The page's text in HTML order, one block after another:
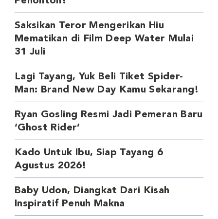
Saksikan Teror Mengerikan Hiu
Mematikan di Film Deep Water Mulai
31 Juli
Lagi Tayang, Yuk Beli Tiket Spider-
Man: Brand New Day Kamu Sekarang!
Ryan Gosling Resmi Jadi Pemeran Baru
‘Ghost Rider’
Kado Untuk Ibu, Siap Tayang 6
Agustus 2026!
Baby Udon, Diangkat Dari Kisah
Inspiratif Penuh Makna